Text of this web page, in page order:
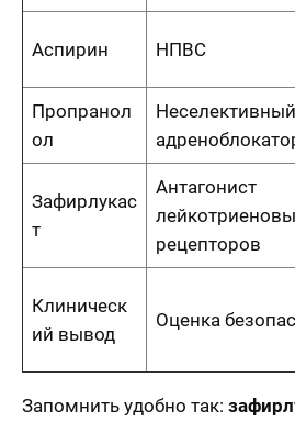
Аспирин НПВС
Пропранол
ол
Зафирлукас
т
Антагонист
рецепторов
Клиническ
ий вывод
Оценка
Запомнить удобно так: